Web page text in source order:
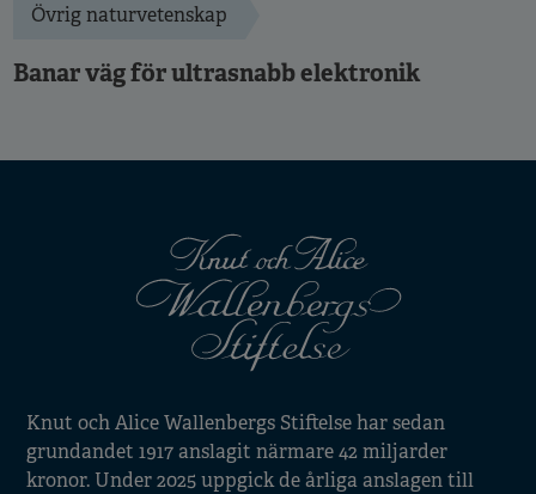
Övrig naturvetenskap
Banar väg för ultrasnabb elektronik
Knut och Alice Wallenbergs Stiftelse har sedan
grundandet 1917 anslagit närmare 42 miljarder
kronor. Under 2025 uppgick de årliga anslagen till